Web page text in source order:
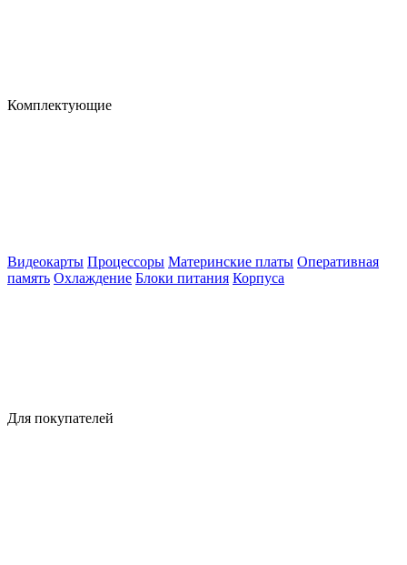
Комплектующие
Видеокарты Процессоры Материнские платы Оперативная
память Охлаждение Блоки питания Корпуса
Для покупателей